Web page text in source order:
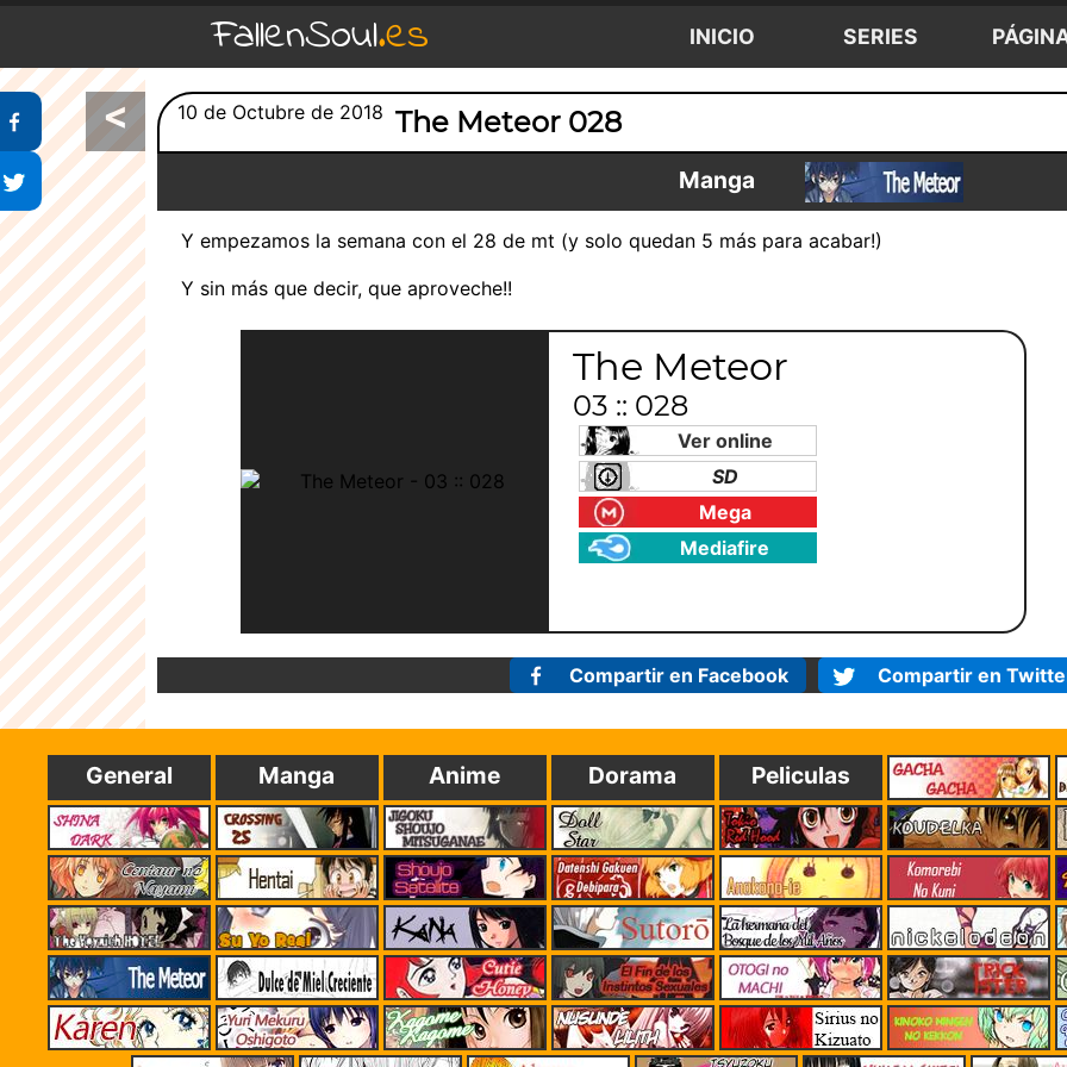
FallenSoul.es INICIO SERIES
<
Compartir en Facebook
Compartir en Twitter
10 de Octubre de 2018 The Meteor 028
Manga
Y empezamos la semana con el 28 de mt (y solo quedan 5 más para acabar!)
Y sin más que decir, que aproveche!!
The Meteor
03 :: 028
Ver online
SD
Mega
Mediafire
Compartir en Facebook Compartir en
General Manga Anime Dorama Peliculas